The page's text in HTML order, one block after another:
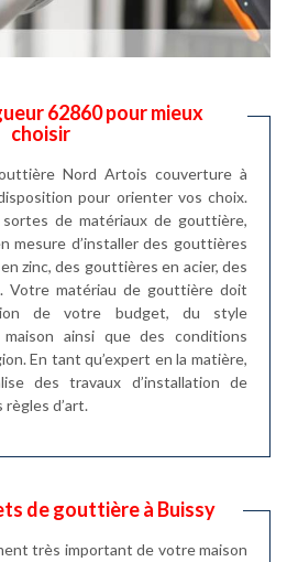
62860 pour mieux
choisir
Nord Artois couverture à
pour orienter vos choix.
de matériaux de gouttière,
mesure d’installer des gouttières
zinc, des gouttières en acier, des
Votre matériau de gouttière doit
de votre budget, du style
ainsi que des conditions
En tant qu’expert en la matière,
des travaux d’installation de
d’art.
de gouttière à Buissy
très important de votre maison